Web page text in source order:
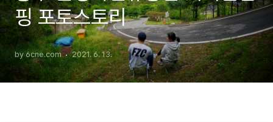
핑 포토스토리
by 6cne.com 2021. 6. 13.